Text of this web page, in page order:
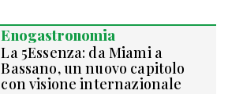
Enogastronomia
La 5Essenza: da Miami a
Bassano, un nuovo capitolo
con visione internazionale